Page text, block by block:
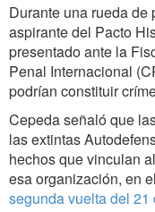
Durante una rueda
aspirante del Pacto
presentado ante la
Penal Internacional
podrían constituir
Cepeda señaló que
las extintas
hechos que vinculan
esa organización, en
segunda vuelta del 21